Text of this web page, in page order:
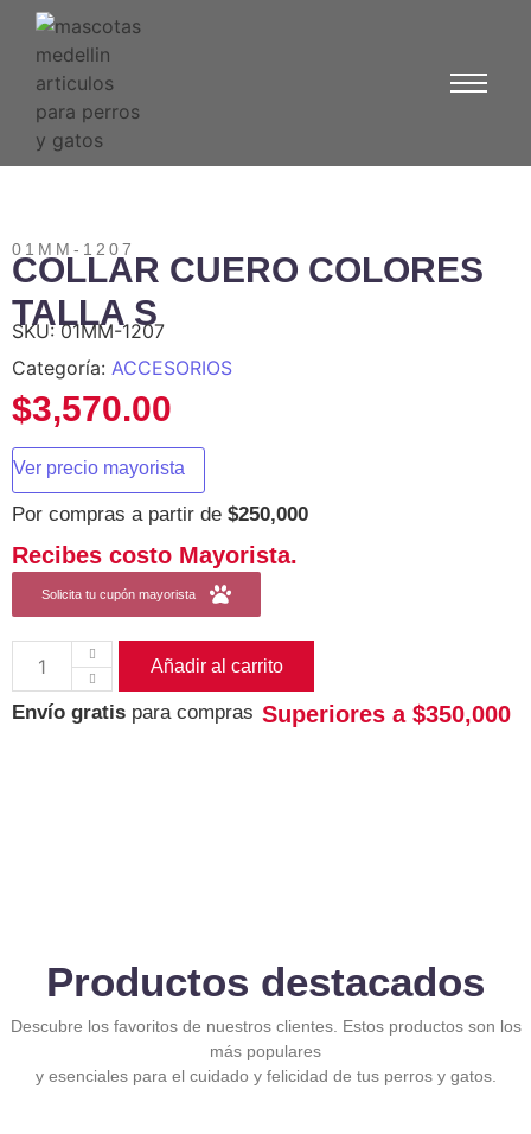
01MM-1207
COLLAR CUERO COLORES
TALLA S
SKU:01MM-1207
Categoría: ACCESORIOS
$3,570.00
Ver precio mayorista
Por compras a partir de $250,000
Recibes costo Mayorista.
Solicita tu cupón mayorista
Añadir al carrito
Envío gratis para compras Superiores a $350,000
Productos destacados
Descubre los favoritos de nuestros clientes. Estos productos son los
más populares
y esenciales para el cuidado y felicidad de tus perros y gatos.